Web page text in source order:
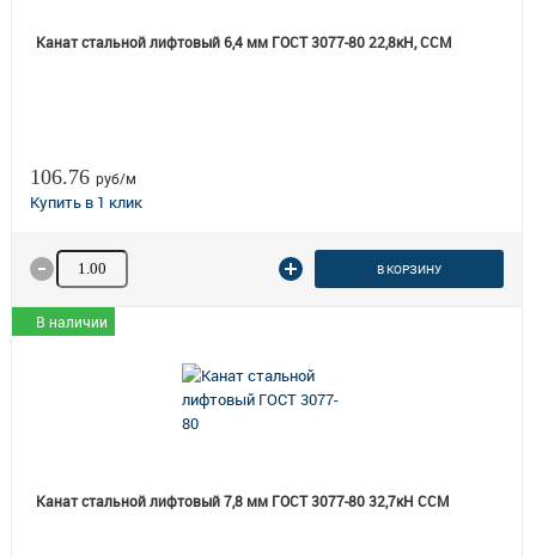
Канат стальной лифтовый 6,4 мм ГОСТ 3077-80 22,8кН, ССМ
106.76 руб/м
Количество товара В КОРЗИНУ
В наличии
Канат стальной лифтовый 7,8 мм ГОСТ 3077-80 32,7кН ССМ